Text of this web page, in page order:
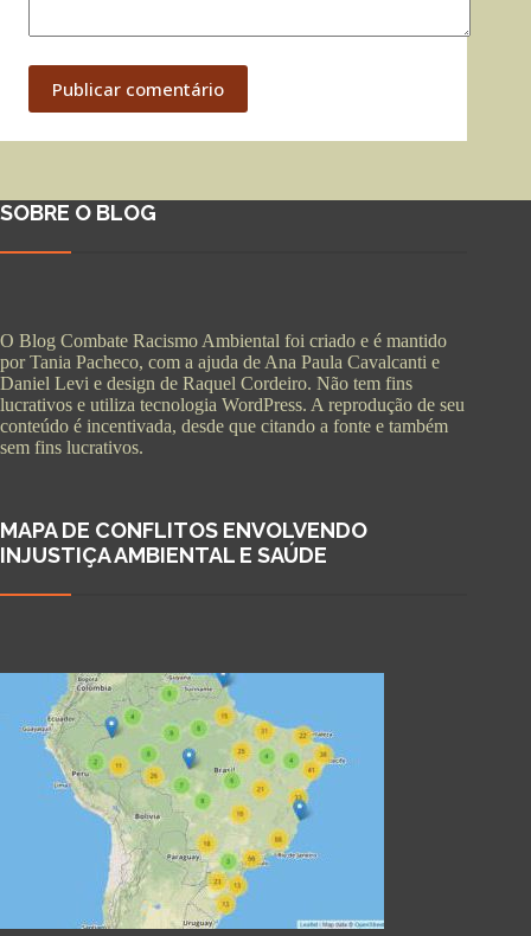
Publicar comentário
SOBRE O BLOG
O Blog Combate Racismo Ambiental foi criado e é mantido
por Tania Pacheco, com a ajuda de Ana Paula Cavalcanti e
Daniel Levi e design de Raquel Cordeiro. Não tem fins
lucrativos e utiliza tecnologia WordPress. A reprodução de seu
conteúdo é incentivada, desde que citando a fonte e também
sem fins lucrativos.
MAPA DE CONFLITOS ENVOLVENDO
INJUSTIÇA AMBIENTAL E SAÚDE